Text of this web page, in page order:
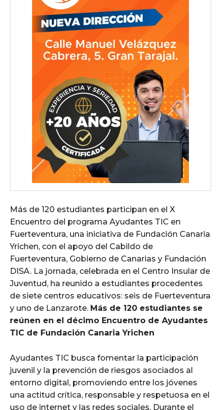
Más de 120 estudiantes participan en el X
Encuentro del programa Ayudantes TIC en
Fuerteventura, una iniciativa de Fundación Canaria
Yrichen, con el apoyo del Cabildo de
Fuerteventura, Gobierno de Canarias y Fundación
DISA. La jornada, celebrada en el Centro Insular de
Juventud, ha reunido a estudiantes procedentes
de siete centros educativos: seis de Fuerteventura
y uno de Lanzarote. Más de 120 estudiantes se
reúnen en el décimo Encuentro de Ayudantes
TIC de Fundación Canaria Yrichen
Ayudantes TIC busca fomentar la participación
juvenil y la prevención de riesgos asociados al
entorno digital, promoviendo entre los jóvenes
una actitud crítica, responsable y respetuosa en el
uso de internet y las redes sociales. Durante el